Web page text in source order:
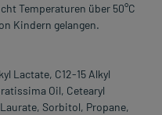
Temperaturen über 50°C
Kindern gelangen.
Lactate, C12-15 Alkyl
Oil, Cetearyl
Sorbitol, Propane,